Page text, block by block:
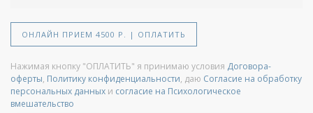
ОНЛАЙН ПРИЕМ 4500 Р. | ОПЛАТИТЬ
Нажимая кнопку "ОПЛАТИТЬ" я принимаю условия Договора-
оферты, Политику конфиденциальности, даю Согласие на обработку
персональных данных и согласие на Психологическое
вмешательство